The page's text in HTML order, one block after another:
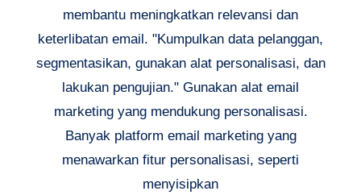
membantu meningkatkan relevansi dan
keterlibatan email. "Kumpulkan data pelanggan,
segmentasikan, gunakan alat personalisasi, dan
lakukan pengujian." Gunakan alat email
marketing yang mendukung personalisasi.
Banyak platform email marketing yang
menawarkan fitur personalisasi, seperti
menyisipkan